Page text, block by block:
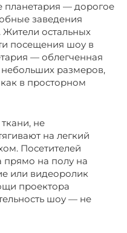
планетария — дорогое
заведения
Жители остальных
посещения шоу в
— облегченная
размеров,
в просторном
не
на легкий
Посетителей
прямо на полу на
или видеоролик
проектора
шоу — не